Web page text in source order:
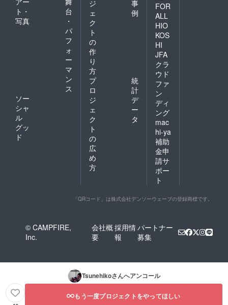
ト・
写真
台
・
パ
フ
ォ
ー
マ
ン
ス
ソー
シャ
ル
グッ
ド
ジ
ェ
ク
ト
の
作
り
方
事
例
プ
ロ
ジ
ェ
ク
ト
の
広
め
方
統
計
デ
ー
タ
FOR
ALL
HIO
KOS
HI
JFA
クラ
ウド
ファ
ン
ディ
ング
mac
hi-ya
補助
金申
請サ
ポー
ト
「QRコード」は株式会社デンソーウェーブの登録商標です。
© CAMPFIRE,
Inc.
会社概
要
採用情
報
パートナー
募集
Tsunehikoさんへアンコール
もう一度プロジェクトをやってほしい